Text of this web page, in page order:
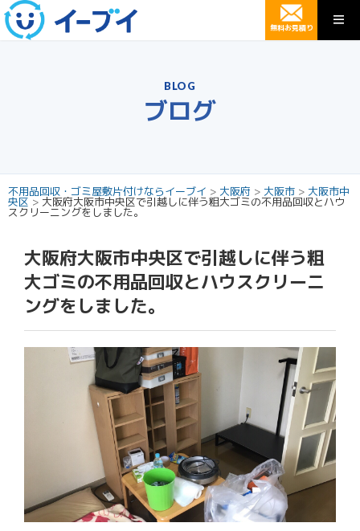
無料お見積り
BLOG
ブログ
不用品回収・ゴミ屋敷片付けならイーブイ > 大阪府 > 大阪市 > 大阪市中
央区 > 大阪府大阪市中央区で引越しに伴う粗大ゴミの不用品回収とハウ
スクリーニングをしました。
大阪府大阪市中央区で引越しに伴う粗
大ゴミの不用品回収とハウスクリーニ
ングをしました。